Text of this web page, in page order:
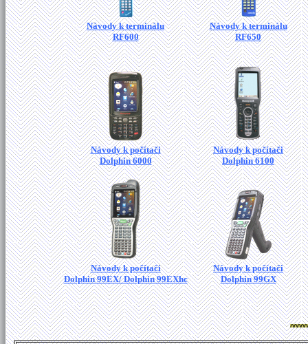
Návody k terminálu
RF600
Návody k terminálu
RF650
Návody k počítači
Dolphin 6000
Návody k počítači
Dolphin 6100
Návody k počítači
Dolphin 99EX/ Dolphin 99EXhc
Návody k počítači
Dolphin 99GX